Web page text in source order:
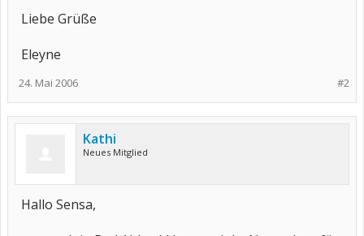
Liebe Grüße
Eleyne
#2
24. Mai 2006
Kathi
Neues Mitglied
Hallo Sensa,